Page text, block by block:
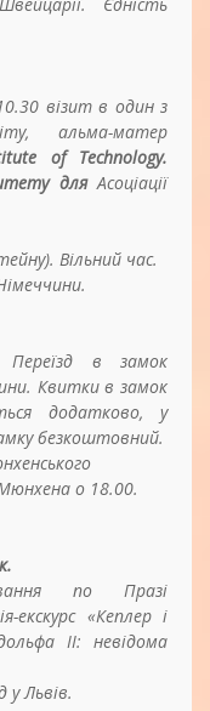
візит в один з
альма-матер
of Technology.
дляАсоціації
Вільний час.
Переїзд в замок
Квитки в замок
додатково, у
безкоштовний.
о 18.00.
по Празі
екскурс «Кеплер і
ІІ: невідома
у Львів.